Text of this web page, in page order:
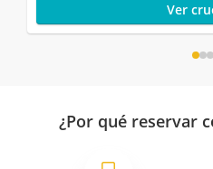
Ver
¿Por qué reservar